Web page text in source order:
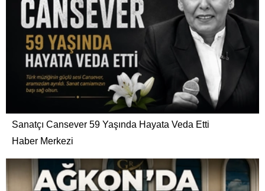
Sanatçı Cansever 59 Yaşında Hayata Veda Etti
Haber Merkezi